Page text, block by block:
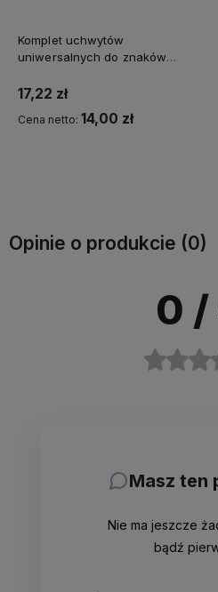
Komplet uchwytów
uniwersalnych do znaków
17,22 zł
Cena netto: 14,00 zł
Opinie o produkcie (0)
0 /
Masz ten
Nie ma jeszcze
bądź